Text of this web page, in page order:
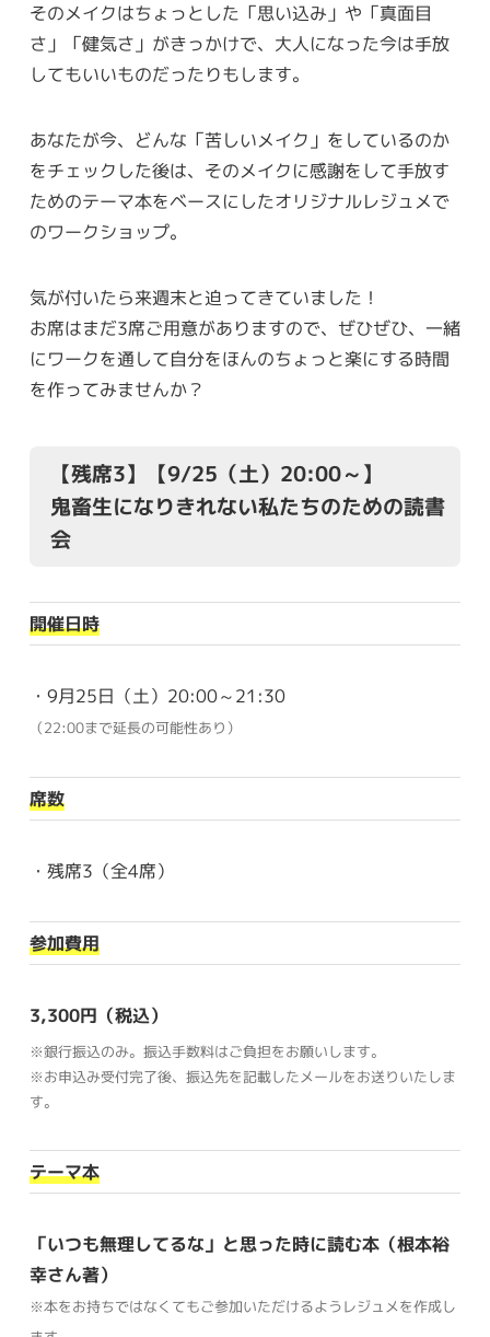
そのメイクはちょっとした「思い込み」や「真面目
さ」「健気さ」がきっかけで、大人になった今は手放
してもいいものだったりもします。
あなたが今、どんな「苦しいメイク」をしているのか
をチェックした後は、そのメイクに感謝をして手放す
ためのテーマ本をベースにしたオリジナルレジュメで
のワークショップ。
気が付いたら来週末と迫ってきていました！
お席はまだ3席ご用意がありますので、ぜひぜひ、一緒
にワークを通して自分をほんのちょっと楽にする時間
を作ってみませんか？
【残席3】【9/25（土）20:00～】
鬼畜生になりきれない私たちのための読書
会
開催日時
・9月25日（土）20:00～21:30
（22:00まで延長の可能性あり）
席数
・残席3（全4席）
参加費用
3,300円（税込）
※銀行振込のみ。振込手数料はご負担をお願いします。
※お申込み受付完了後、振込先を記載したメールをお送りいたしま
す。
テーマ本
「いつも無理してるな」と思った時に読む本（根本裕
幸さん著）
※本をお持ちではなくてもご参加いただけるようレジュメを作成し